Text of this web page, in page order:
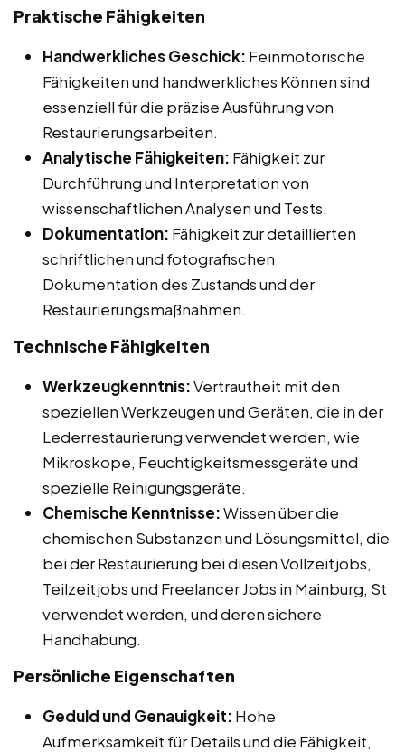
Praktische Fähigkeiten
Handwerkliches Geschick: Feinmotorische
Fähigkeiten und handwerkliches Können sind
essenziell für die präzise Ausführung von
Restaurierungsarbeiten.
Analytische Fähigkeiten: Fähigkeit zur
Durchführung und Interpretation von
wissenschaftlichen Analysen und Tests.
Dokumentation: Fähigkeit zur detaillierten
schriftlichen und fotografischen
Dokumentation des Zustands und der
Restaurierungsmaßnahmen.
Technische Fähigkeiten
Werkzeugkenntnis:Vertrautheit mit den
speziellen Werkzeugen und Geräten, die in der
Lederrestaurierung verwendet werden, wie
Mikroskope, Feuchtigkeitsmessgeräte und
spezielle Reinigungsgeräte.
Chemische Kenntnisse:Wissen über die
chemischen Substanzen und Lösungsmittel, die
bei der Restaurierung bei diesen Vollzeitjobs,
Teilzeitjobs und Freelancer Jobs in Mainburg, St
verwendet werden, und deren sichere
Handhabung.
Persönliche Eigenschaften
Geduld und Genauigkeit: Hohe
Aufmerksamkeit für Details und die Fähigkeit,